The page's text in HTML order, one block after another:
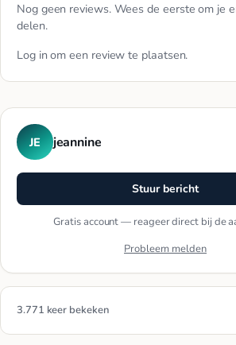
Nog geen reviews. Wees de eerste om je
delen.
Log in om een review te plaatsen.
JE jeannine
Stuur bericht
Gratis account — reageer direct bij de
Probleem melden
3.771 keer bekeken